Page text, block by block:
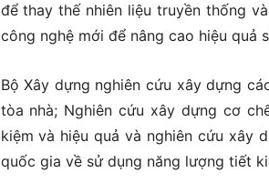
để thay thế nhiên liệu truyền thống
công nghệ mới để nâng cao hiệu quả
Bộ Xây dựng nghiên cứu xây dựng
tòa nhà; Nghiên cứu xây dựng cơ
kiệm và hiệu quả và nghiên cứu xây
quốc gia về sử dụng năng lượng tiết